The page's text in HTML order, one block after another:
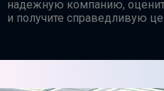
надежную компанию,
и получите справедливую